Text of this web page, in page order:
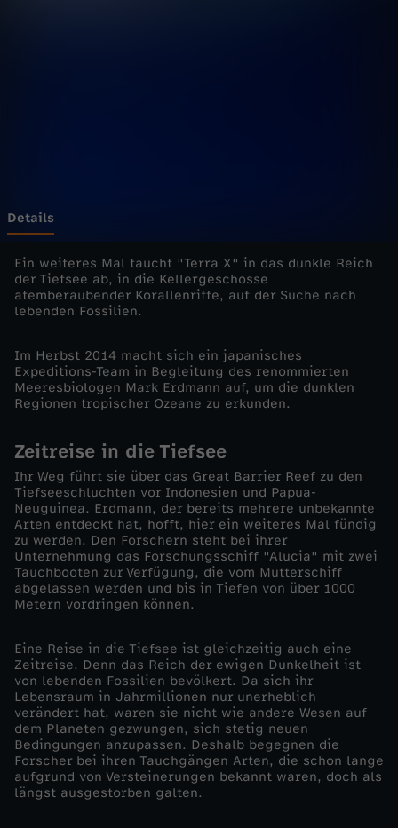
n
z
e
l
d
o
k
u
s
-
G
e
h
e
Details
Ein weiteres Mal taucht "Terra X" in das dunkle Reich
der Tiefsee ab, in die Kellergeschosse
atemberaubender Korallenriffe, auf der Suche nach
lebenden Fossilien.
Im Herbst 2014 macht sich ein japanisches
Expeditions-Team in Begleitung des renommierten
Meeresbiologen Mark Erdmann auf, um die dunklen
Regionen tropischer Ozeane zu erkunden.
Zeitreise in die Tiefsee
Ihr Weg führt sie über das Great Barrier Reef zu den
Tiefseeschluchten vor Indonesien und Papua-
Neuguinea. Erdmann, der bereits mehrere unbekannte
Arten entdeckt hat, hofft, hier ein weiteres Mal fündig
zu werden. Den Forschern steht bei ihrer
Unternehmung das Forschungsschiff "Alucia" mit zwei
Tauchbooten zur Verfügung, die vom Mutterschiff
abgelassen werden und bis in Tiefen von über 1000
Metern vordringen können.
Eine Reise in die Tiefsee ist gleichzeitig auch eine
Zeitreise. Denn das Reich der ewigen Dunkelheit ist
von lebenden Fossilien bevölkert. Da sich ihr
Lebensraum in Jahrmillionen nur unerheblich
verändert hat, waren sie nicht wie andere Wesen auf
dem Planeten gezwungen, sich stetig neuen
Bedingungen anzupassen. Deshalb begegnen die
Forscher bei ihren Tauchgängen Arten, die schon lange
aufgrund von Versteinerungen bekannt waren, doch als
längst ausgestorben galten.